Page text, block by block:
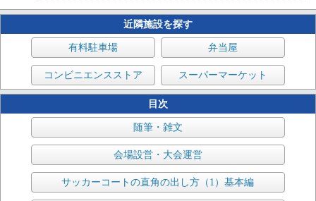
近隣施設を探す
有料駐車場 弁当屋
コンビニエンスストア スーパーマーケット
目次
随筆・雑文
会場設営・大会運営
サッカーコートの直角の出し方（1）基本編